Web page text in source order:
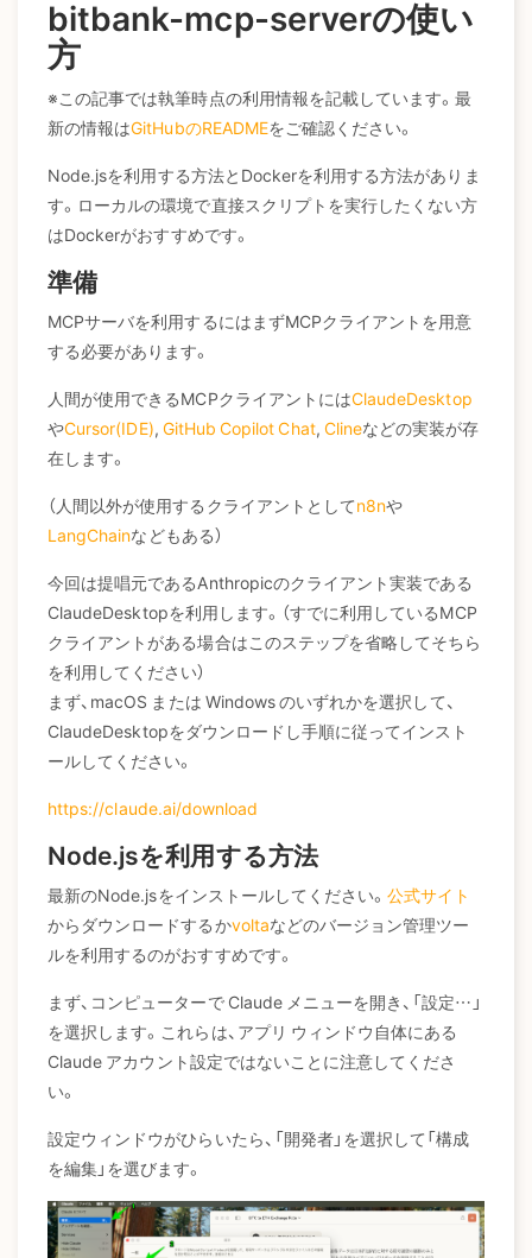
bitbank-mcp-serverの使い
方
※この記事では執筆時点の利用情報を記載しています。最
新の情報はGitHubのREADMEをご確認ください。
Node.jsを利用する方法とDockerを利用する方法がありま
す。ローカルの環境で直接スクリプトを実行したくない方
はDockerがおすすめです。
準備
MCPサーバを利用するにはまずMCPクライアントを用意
する必要があります。
人間が使用できるMCPクライアントにはClaudeDesktop
やCursor(IDE), GitHub Copilot Chat, Clineなどの実装が存
在します。
（人間以外が使用するクライアントとしてn8nや
LangChainなどもある）
今回は提唱元であるAnthropicのクライアント実装である
ClaudeDesktopを利用します。（すでに利用しているMCP
クライアントがある場合はこのステップを省略してそちら
を利用してください）
まず、macOS または Windows のいずれかを選択して、
ClaudeDesktopをダウンロードし手順に従ってインスト
ールしてください。
https://claude.ai/download
Node.jsを利用する方法
最新のNode.jsをインストールしてください。公式サイト
からダウンロードするかvoltaなどのバージョン管理ツー
ルを利用するのがおすすめです。
まず、コンピューターで Claude メニューを開き、「設定…」
を選択します。これらは、アプリ ウィンドウ自体にある
Claude アカウント設定ではないことに注意してくださ
い。
設定ウィンドウがひらいたら、「開発者」を選択して「構成
を編集」を選びます。